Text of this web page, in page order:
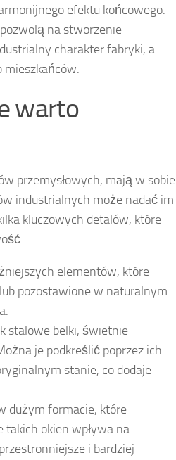
efektu końcowego.
na stworzenie
charakter fabryki, a
mieszkańców.
warto
przemysłowych, mają w sobie
industrialnych może nadać im
kluczowych detalów, które
elementów, które
pozostawione w naturalnym
stalowe belki, świetnie
je podkreślić poprzez ich
stanie, co dodaje
dużym formacie, które
okien wpływa na
i bardziej